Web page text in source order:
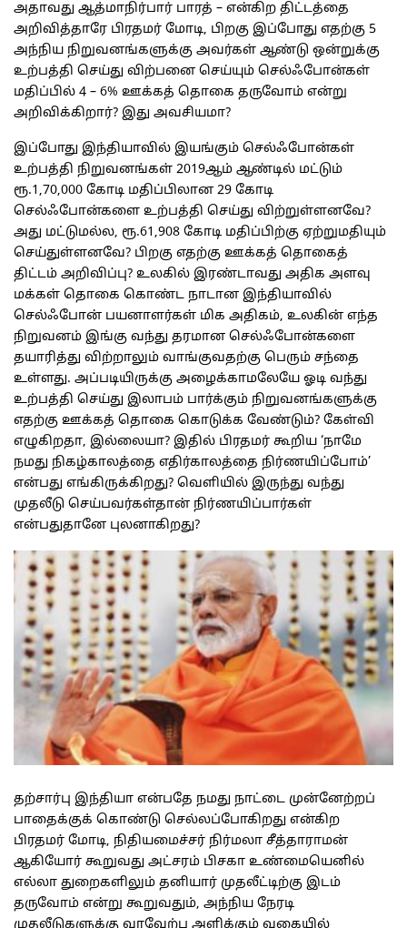
அதாவது ஆத்மாநிர்பார் பாரத் – என்கிற திட்டத்தை
அறிவித்தாரே பிரதமர் மோடி, பிறகு இப்போது எதற்கு 5
அந்நிய நிறுவனங்களுக்கு அவர்கள் ஆண்டு ஒன்றுக்கு
உற்பத்தி செய்து விற்பனை செய்யும் செல்ஃபோன்கள்
மதிப்பில் 4 – 6% ஊக்கத் தொகை தருவோம் என்று
அறிவிக்கிறார்? இது அவசியமா?
இப்போது இந்தியாவில் இயங்கும் செல்ஃபோன்கள்
உற்பத்தி நிறுவனங்கள் 2019ஆம் ஆண்டில் மட்டும்
ரூ.1,70,000 கோடி மதிப்பிலான 29 கோடி
செல்ஃபோன்களை உற்பத்தி செய்து விற்றுள்ளனவே?
அது மட்டுமல்ல, ரூ.61,908 கோடி மதிப்பிற்கு ஏற்றுமதியும்
செய்துள்ளனவே? பிறகு எதற்கு ஊக்கத் தொகைத்
திட்டம் அறிவிப்பு? உலகில் இரண்டாவது அதிக அளவு
மக்கள் தொகை கொண்ட நாடான இந்தியாவில்
செல்ஃபோன் பயனாளர்கள் மிக அதிகம், உலகின் எந்த
நிறுவனம் இங்கு வந்து தரமான செல்ஃபோன்களை
தயாரித்து விற்றாலும் வாங்குவதற்கு பெரும் சந்தை
உள்ளது. அப்படியிருக்கு அழைக்காமலேயே ஓடி வந்து
உற்பத்தி செய்து இலாபம் பார்க்கும் நிறுவனங்களுக்கு
எதற்கு ஊக்கத் தொகை கொடுக்க வேண்டும்? கேள்வி
எழுகிறதா, இல்லையா? இதில் பிரதமர் கூறிய ‘நாமே
நமது நிகழ்காலத்தை எதிர்காலத்தை நிர்ணயிப்போம்’
என்பது எங்கிருக்கிறது? வெளியில் இருந்து வந்து
முதலீடு செய்பவர்கள்தான் நிர்ணயிப்பார்கள்
என்பதுதானே புலனாகிறது?
தற்சார்பு இந்தியா என்பதே நமது நாட்டை முன்னேற்றப்
பாதைக்குக் கொண்டு செல்லப்போகிறது என்கிற
பிரதமர் மோடி, நிதியமைச்சர் நிர்மலா சீத்தாராமன்
ஆகியோர் கூறுவது அட்சரம் பிசகா உண்மையெனில்
எல்லா துறைகளிலும் தனியார் முதலீட்டிற்கு இடம்
தருவோம் என்று கூறுவதும், அந்நிய நேரடி
முதலீடுகளுக்கு வரவேற்பு அளிக்கும் வகையில்